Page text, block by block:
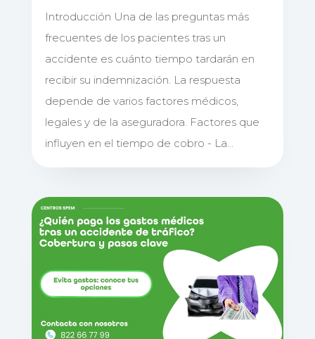
Introducción Una de las preguntas más
frecuentes de los pacientes tras un
accidente es cuánto tiempo tardarán en
recibir su indemnización. La respuesta
depende de varios factores médicos,
legales y de la aseguradora. Factores que
influyen en el tiempo de cobro - La...